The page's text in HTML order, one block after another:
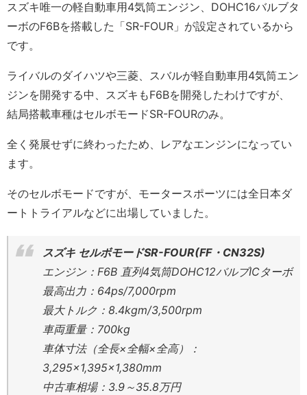
スズキ唯一の軽自動車用4気筒エンジン、DOHC16バルブタ
ーボのF6Bを搭載した「SR-FOUR」が設定されているから
です。
ライバルのダイハツや三菱、スバルが軽自動車用4気筒エン
ジンを開発する中、スズキもF6Bを開発したわけですが、
結局搭載車種はセルボモードSR-FOURのみ。
全く発展せずに終わったため、レアなエンジンになってい
ます。
そのセルボモードですが、モータースポーツには全日本ダ
ートトライアルなどに出場していました。
スズキ セルボモードSR-FOUR(FF・CN32S)
エンジン：F6B 直列4気筒DOHC12バルブICターボ
最高出力：64ps/7,000rpm
最大トルク：8.4kgm/3,500rpm
車両重量：700kg
車体寸法（全長×全幅×全高）：
3,295×1,395×1,380mm
中古車相場：3.9～35.8万円